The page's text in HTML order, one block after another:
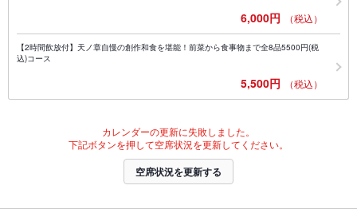
6,000円 （税込）
【2時間飲放付】天ノ章自慢の創作和食を堪能！前菜から食事物まで全8品5500円(税
込)コース
5,500円 （税込）
カレンダーの更新に失敗しました。
下記ボタンを押して空席状況を更新してください。
空席状況を更新する